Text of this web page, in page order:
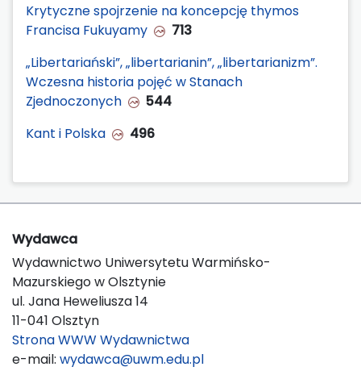
Krytyczne spojrzenie na koncepcję thymos
Francisa Fukuyamy
713
„Libertariański”, „libertarianin”, „libertarianizm”.
Wczesna historia pojęć w Stanach
Zjednoczonych
544
Kant i Polska
496
Wydawca
Wydawnictwo Uniwersytetu Warmińsko-
Mazurskiego w Olsztynie
ul. Jana Heweliusza 14
11-041 Olsztyn
Strona WWW Wydawnictwa
e-mail: wydawca@uwm.edu.pl